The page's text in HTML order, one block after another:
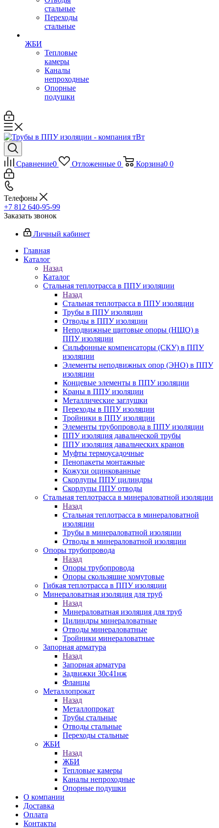
стальные
Переходы
стальные
ЖБИ
Тепловые
камеры
Каналы
непроходные
Опорные
подушки
Сравнение0 Отложенные 0 Корзина0 0
Телефоны
+7 812 640-95-99
Заказать звонок
Личный кабинет
Главная
Каталог
Назад
Каталог
Стальная теплотрасса в ППУ изоляции
Назад
Стальная теплотрасса в ППУ изоляции
Трубы в ППУ изоляции
Отводы в ППУ изоляции
Неподвижные щитовые опоры (НЩО) в
ППУ изоляции
Cильфонные компенсаторы (СКУ) в ППУ
изоляции
Элементы неподвижных опор (ЭНО) в ППУ
изоляции
Концевые элементы в ППУ изоляции
Краны в ППУ изоляции
Металлические заглушки
Переходы в ППУ изоляции
Тройники в ППУ изоляции
Элементы трубопровода в ППУ изоляции
ППУ изоляция давальческой трубы
ППУ изоляция давальческих кранов
Муфты термоусадочные
Пенопакеты монтажные
Кожухи оцинкованные
Скорлупы ППУ цилиндры
Скорлупы ППУ отводы
Стальная теплотрасса в минераловатной изоляции
Назад
Стальная теплотрасса в минераловатной
изоляции
Трубы в минераловатной изоляции
Отводы в минераловатной изоляции
Опоры трубопровода
Назад
Опоры трубопровода
Опоры скользящие хомутовые
Гибкая теплотрасса в ППУ изоляции
Минераловатная изоляция для труб
Назад
Минераловатная изоляция для труб
Цилиндры минераловатные
Отводы минераловатные
Тройники минераловатные
Запорная арматура
Назад
Запорная арматура
Задвижки 30с41нж
Фланцы
Металлопрокат
Назад
Металлопрокат
Трубы стальные
Отводы стальные
Переходы стальные
ЖБИ
Назад
ЖБИ
Тепловые камеры
Каналы непроходные
Опорные подушки
О компании
Доставка
Оплата
Контакты